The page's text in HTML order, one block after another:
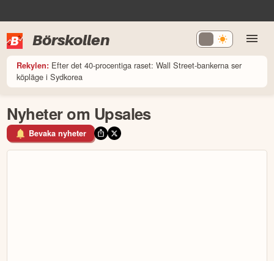
Börskollen
Rekylen: Efter det 40-procentiga raset: Wall Street-bankerna ser
köpläge i Sydkorea
Nyheter om Upsales
Bevaka nyheter